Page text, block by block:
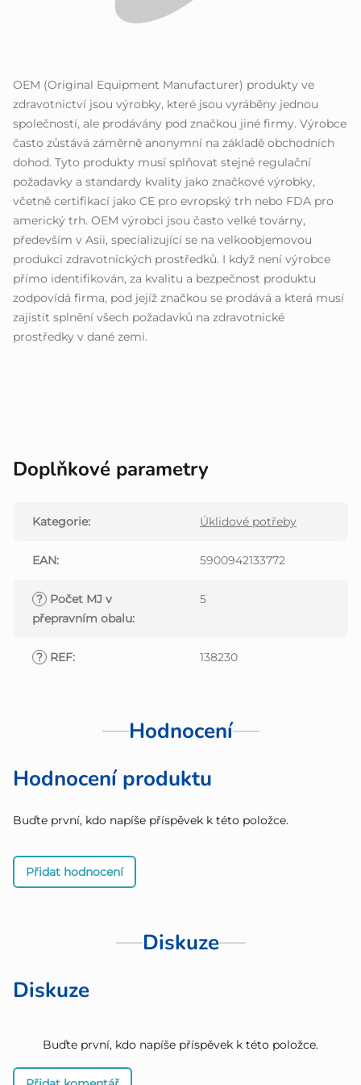
OEM (Original Equipment Manufacturer) produkty ve
zdravotnictví jsou výrobky, které jsou vyráběny jednou
společností, ale prodávány pod značkou jiné firmy. Výrobce
často zůstává záměrně anonymní na základě obchodních
dohod. Tyto produkty musí splňovat stejné regulační
požadavky a standardy kvality jako značkové výrobky,
včetně certifikací jako CE pro evropský trh nebo FDA pro
americký trh. OEM výrobci jsou často velké továrny,
především v Asii, specializující se na velkoobjemovou
produkci zdravotnických prostředků. I když není výrobce
přímo identifikován, za kvalitu a bezpečnost produktu
zodpovídá firma, pod jejíž značkou se prodává a která musí
zajistit splnění všech požadavků na zdravotnické
prostředky v dané zemi.
Doplňkové parametry
Kategorie: Úklidové potřeby
EAN: 5900942133772
? Počet MJ v
přepravním obalu:
5
? REF: 138230
Hodnocení
Hodnocení produktu
Buďte první, kdo napíše příspěvek k této položce.
Přidat hodnocení
Diskuze
Diskuze
Buďte první, kdo napíše příspěvek k této položce.